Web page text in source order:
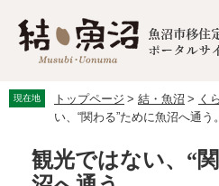
現在地 トップページ > 結・魚沼 > く
い、“関わる”ために魚沼へ通う。
観光ではない、“